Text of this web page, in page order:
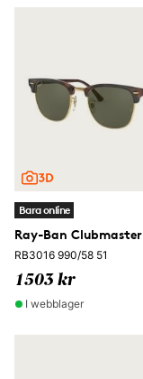
Bara online
Ray-Ban Clubmaster
RB3016 990/58 51
1503 kr
I webblager